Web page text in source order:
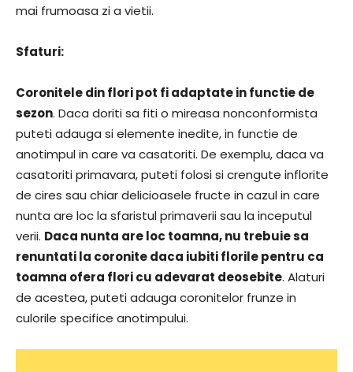
mai frumoasa zi a vietii.
Sfaturi:
Coronitele din flori pot fi adaptate in functie de
sezon. Daca doriti sa fiti o mireasa nonconformista
puteti adauga si elemente inedite, in functie de
anotimpul in care va casatoriti. De exemplu, daca va
casatoriti primavara, puteti folosi si crengute inflorite
de cires sau chiar delicioasele fructe in cazul in care
nunta are loc la sfaristul primaverii sau la inceputul
verii. Daca nunta are loc toamna, nu trebuie sa
renuntati la coronite daca iubiti florile pentru ca
toamna ofera flori cu adevarat deosebite. Alaturi
de acestea, puteti adauga coronitelor frunze in
culorile specifice anotimpului.